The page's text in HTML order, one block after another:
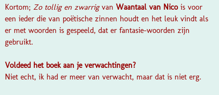
Kortom; Zo tollig en zwarrigvan Waantaal van Nico is voor
een ieder die van poëtische zinnen houdt en het leuk vindt als
er met woorden is gespeeld, dat er fantasie-woorden zijn
gebruikt.
Voldeed het boek aan je verwachtingen?
Niet echt, ik had er meer van verwacht, maar dat is niet erg.